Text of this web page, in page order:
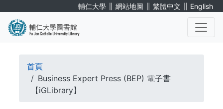
輔仁大學 ∥ 網站地圖 ∥ 繁體中文 ∥ English
導
航
首頁
Business Expert Press (BEP) 電子書
【iGLibrary】